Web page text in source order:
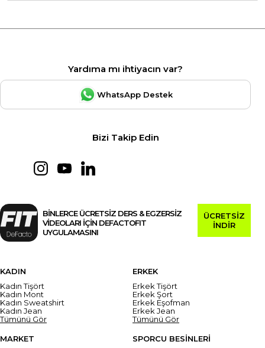
Yardıma mı ihtiyacın var?
WhatsApp Destek
Bizi Takip Edin
BİNLERCE ÜCRETSİZ DERS & EGZERSİZ
VİDEOLARI İÇİN DEFACTOFIT
UYGULAMASINI
ÜCRETSİZ
İNDİR
KADIN
Kadın Tişört
Kadın Mont
Kadın Sweatshirt
Kadın Jean
Tümünü Gör
ERKEK
Erkek Tişört
Erkek Şort
Erkek Eşofman
Erkek Jean
Tümünü Gör
MARKET
SPORCU BESİNLERİ